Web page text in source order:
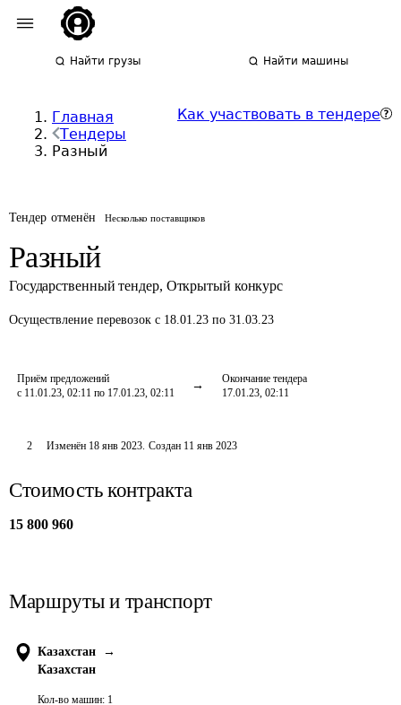
Найти грузы Найти машины
Главная
Тендеры
Разный
Как участвовать в тендере
Тендер отменён Несколько поставщиков
Разный
Государственный тендер, Открытый конкурс
Осуществление перевозок с 18.01.23 по 31.03.23
Приём предложений
с 11.01.23, 02:11 по 17.01.23, 02:11
Окончание тендера
17.01.23, 02:11
2 Изменён 18 янв 2023. Создан 11 янв 2023
Стоимость контракта
15 800 960
Маршруты и транспорт
Казахстан
→
Казахстан
Кол-во машин: 1